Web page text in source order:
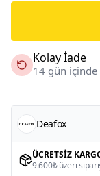
Kolay İade
14 gün içinde
Deafox
ÜCRETSIZ
9.600₺ üzeri